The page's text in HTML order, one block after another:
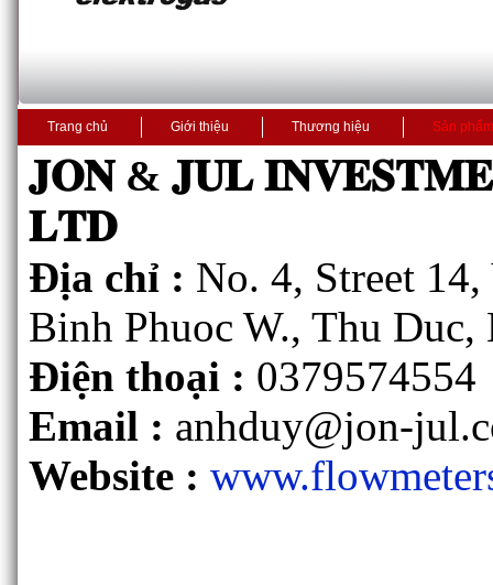
Trang chủ Giới thiệu Thương hiệu Sản phẩm
𝐉𝐎𝐍 & 𝐉𝐔𝐋
𝐋𝐓𝐃
Địa chỉ : No. 4, Street
Binh Phuoc W., Thu
Điện thoại : 0379574554
Email : anhduy@jon-
Website :